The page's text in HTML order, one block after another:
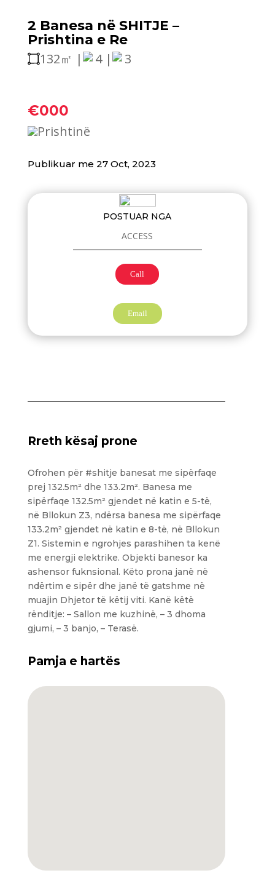
2 Banesa në SHITJE –
Prishtina e Re
132㎡ |
4 | 3
€000
Prishtinë
Publikuar me 27 Oct, 2023
POSTUAR NGA
ACCESS
Call
Email
Rreth kësaj prone
Ofrohen për #shitje banesat me sipërfaqe
prej 132.5m² dhe 133.2m². Banesa me
sipërfaqe 132.5m² gjendet në katin e 5-të,
në Bllokun Z3, ndërsa banesa me sipërfaqe
133.2m² gjendet në katin e 8-të, në Bllokun
Z1. Sistemin e ngrohjes parashihen ta kenë
me energji elektrike. Objekti banesor ka
ashensor fuknsional. Këto prona janë në
ndërtim e sipër dhe janë të gatshme në
muajin Dhjetor të këtij viti. Kanë këtë
rënditje: – Sallon me kuzhinë, – 3 dhoma
gjumi, – 3 banjo, – Terasë.
Pamja e hartës